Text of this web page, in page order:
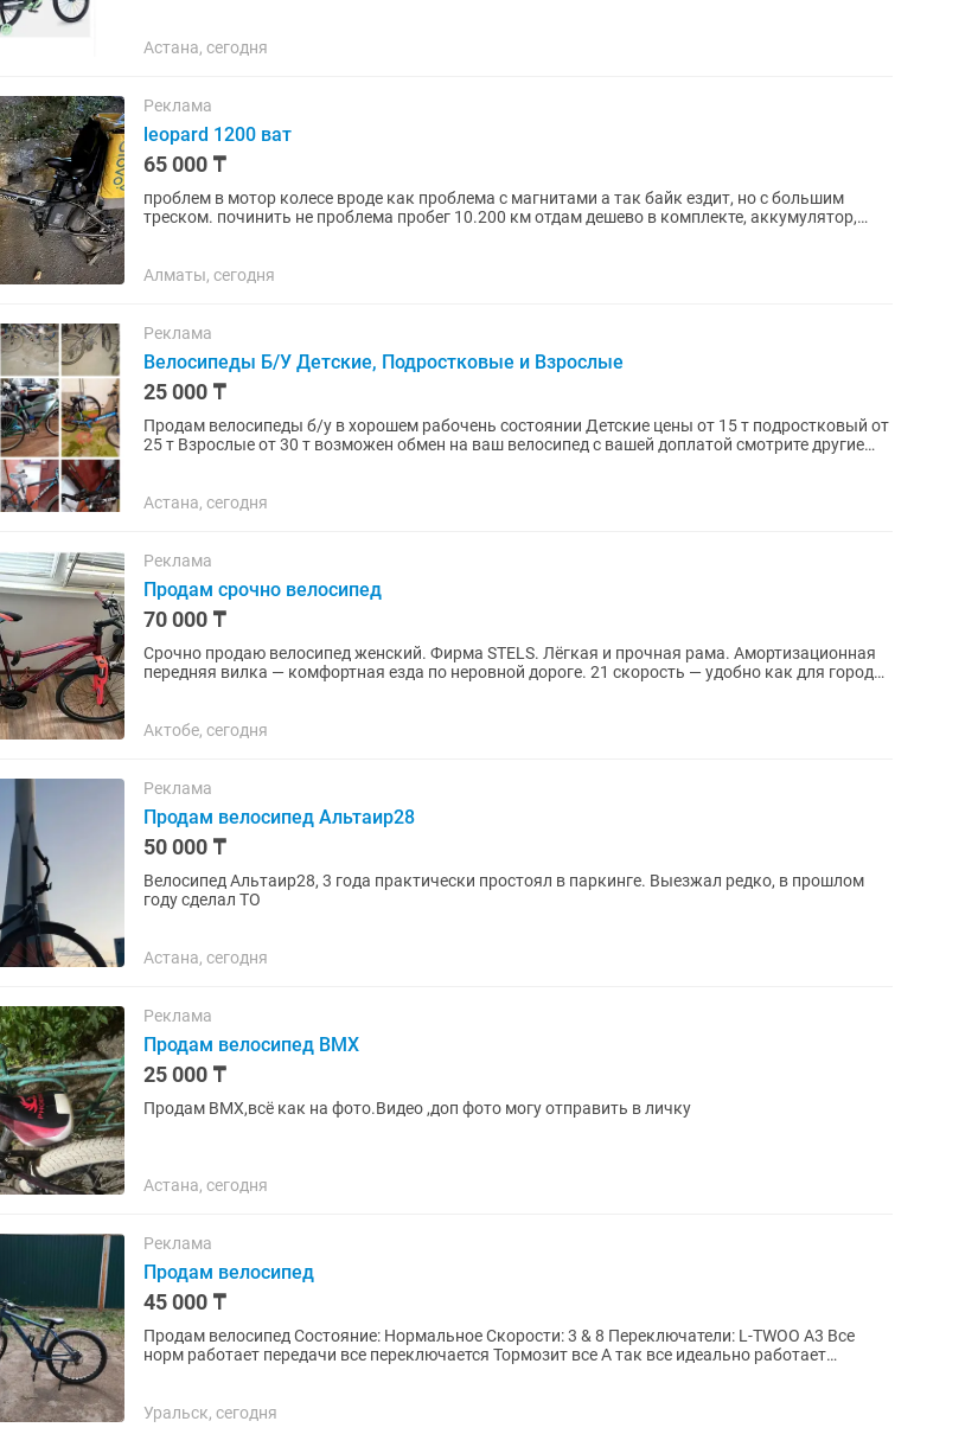
Астана, сегодня
Реклама
leopard 1200 ват
65 000 ₸
проблем в мотор колесе вроде как проблема с магнитами а так байк ездит, но с большим
треском. починить не проблема пробег 10.200 км отдам дешево в комплекте, аккумулятор,
Алматы, сегодня
Реклама
Велосипеды Б/У Детские, Подростковые и Взрослые
25 000 ₸
Продам велосипеды б/у в хорошем рабочень состоянии Детские цены от 15 т подростковый от
25 т Взрослые от 30 т возможен обмен на ваш велосипед с вашей доплатой смотрите другие
Астана, сегодня
Реклама
Продам срочно велосипед
70 000 ₸
Срочно продаю велосипед женский. Фирма STELS. Лёгкая и прочная рама. Амортизационная
передняя вилка — комфортная езда по неровной дороге. 21 скорость — удобно как для города,
Актобе, сегодня
Реклама
Продам велосипед Альтаир28
50 000 ₸
Велосипед Альтаир28, 3 года практически простоял в паркинге. Выезжал редко, в прошлом
году сделал ТО
Астана, сегодня
Реклама
Продам велосипед BMX
25 000 ₸
Продам BMX,всё как на фото.Видео ,доп фото могу отправить в личку
Астана, сегодня
Реклама
Продам велосипед
45 000 ₸
Продам велосипед Состояние: Нормальное Скорости: 3 & 8 Переключатели: L-TWOO A3 Все
норм работает передачи все переключается Тормозит все А так все идеально работает
Уральск, сегодня